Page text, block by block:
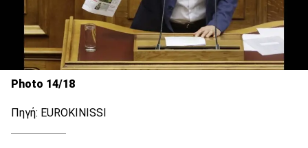
Photo 14/18
Πηγή: EUROKINISSI